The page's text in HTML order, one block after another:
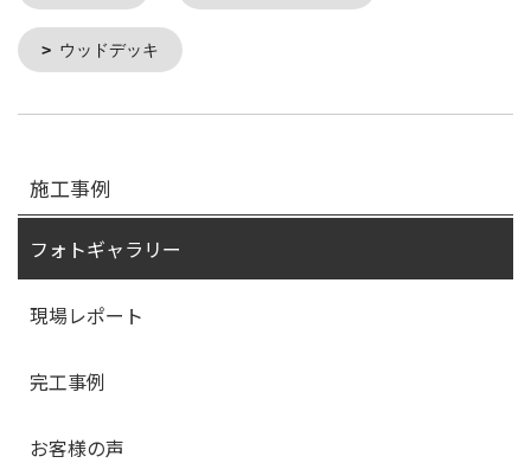
ウッドデッキ
施工事例
フォトギャラリー
現場レポート
完工事例
お客様の声